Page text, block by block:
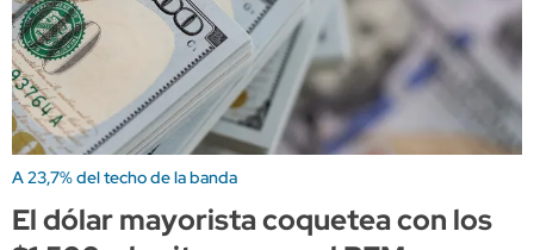
A 23,7% del techo de la banda
El dólar mayorista coquetea con los